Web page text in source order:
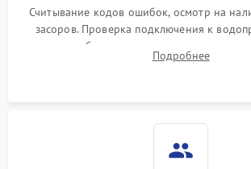
Считывание кодов ошибок, осмотр на
засоров. Проверка подключения к
жалоб на отсутствие слива, нагрева,
разбрызгивателей или срабатывание
Подробнее